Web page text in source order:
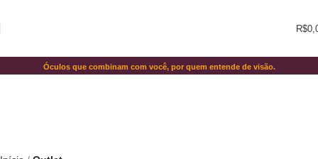
R$
Óculos que combinam com você, por quem entende de visão.